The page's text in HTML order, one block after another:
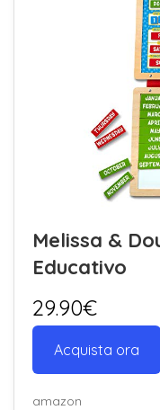
Melissa &
Educativo
29.90€
Acquista ora
amazon